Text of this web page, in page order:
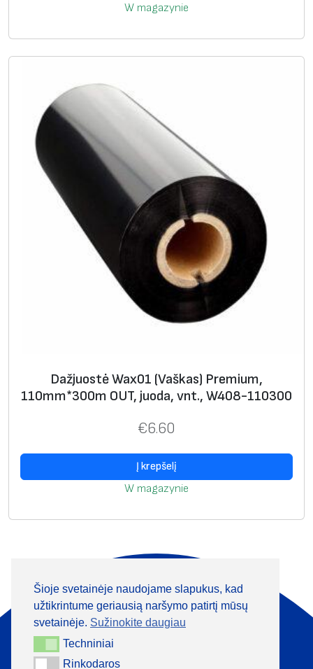
W magazynie
Dažjuostė Wax01 (Vaškas) Premium,
110mm*300m OUT, juoda, vnt., W408-110300
€6.60
Į krepšelį
W magazynie
Apie mus
Produktai
Informacija
+370 313 41133
Šioje svetainėje naudojame slapukus, kad
užtikrintume geriausią naršymo patirtį mūsų
svetainėje. Sužinokite daugiau
TechniniaiTechniniai
RinkodarosRinkodaros